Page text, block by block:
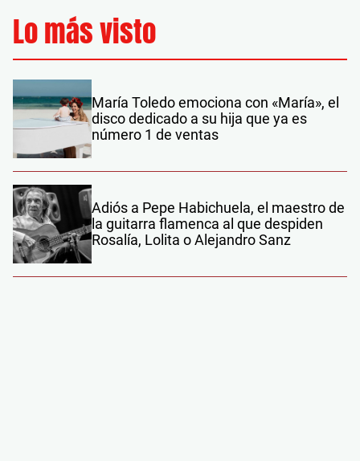
Lo más visto
María Toledo emociona con «María», el
disco dedicado a su hija que ya es
número 1 de ventas
Adiós a Pepe Habichuela, el maestro de
la guitarra flamenca al que despiden
Rosalía, Lolita o Alejandro Sanz